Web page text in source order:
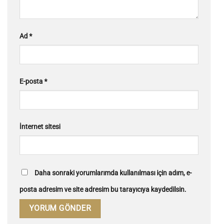
Ad*
E-posta*
İnternet sitesi
Daha sonraki yorumlarımda kullanılması için adım, e-
posta adresim ve site adresim bu tarayıcıya kaydedilsin.